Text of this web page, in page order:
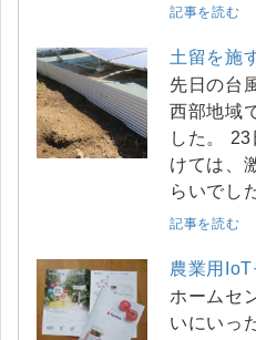
記事を読む
土留を施
先日の台
西部地域
した。
けては、
らいでし
記事を読む
農業用
ホームセ
いにいっ